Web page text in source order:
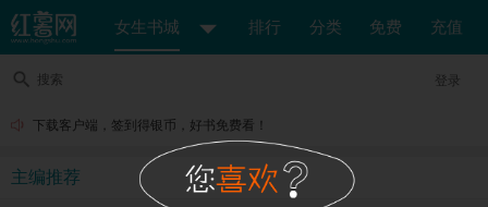
女生书城 排行 分类 免费 充值
搜索 登录
下载客户端，签到得银币，好书免费看！
主编推荐